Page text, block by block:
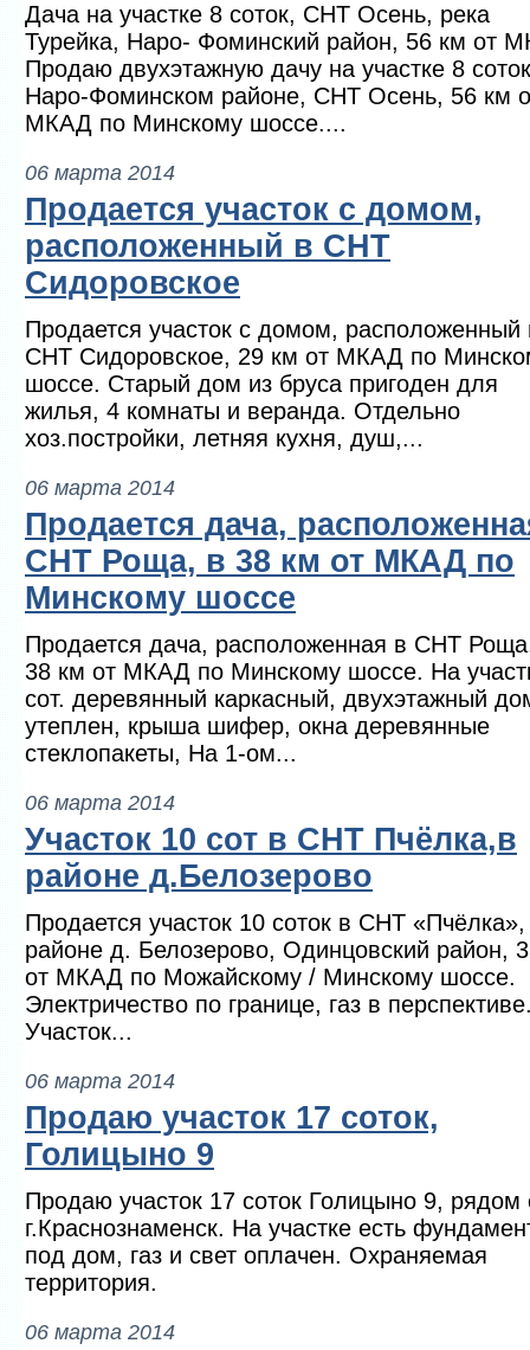
Дача на участке 8 соток, СНТ Осень, река
Турейка, Наро- Фоминский район, 56 км от
Продаю двухэтажную дачу на участке 8
Наро-Фоминском районе, СНТ Осень, 56 км
МКАД по Минскому шоссе....
06 марта 2014
Продается участок с домом,
расположенный в СНТ
Сидоровское
Продается участок с домом, расположенный
СНТ Сидоровское, 29 км от МКАД по
шоссе. Старый дом из бруса пригоден для
жилья, 4 комнаты и веранда. Отдельно
хоз.постройки, летняя кухня, душ,...
06 марта 2014
Продается дача,
СНТ Роща, в 38 км от МКАД по
Минскому шоссе
Продается дача, расположенная в СНТ
38 км от МКАД по Минскому шоссе. На
сот. деревянный каркасный, двухэтажный
утеплен, крыша шифер, окна деревянные
стеклопакеты, На 1-ом...
06 марта 2014
Участок 10 сот в СНТ Пчёлка,в
районе д.Белозерово
Продается участок 10 соток в СНТ
районе д. Белозерово, Одинцовский район,
от МКАД по Можайскому / Минскому шоссе.
Электричество по границе, газ в
Участок...
06 марта 2014
Продаю участок 17 соток,
Голицыно 9
Продаю участок 17 соток Голицыно 9, рядом
г.Краснознаменск. На участке есть
под дом, газ и свет оплачен. Охраняемая
территория.
06 марта 2014